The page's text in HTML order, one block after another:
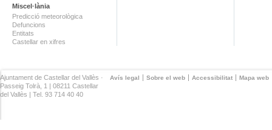
Miscel·lània
Predicció meteorològica
Defuncions
Entitats
Castellar en xifres
Avís legal Sobre el web Accessibilitat Mapa web
Ajuntament de Castellar del Vallès ·
Passeig Tolrà, 1 | 08211 Castellar
del Vallès | Tel. 93 714 40 40